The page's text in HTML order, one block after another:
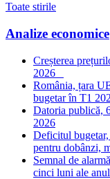
Toate stirile
Analize economice
Creșterea
2026
România, țara
bugetar în T1
Datoria publică,
2026
Deficitul
pentru dobânzi,
Semnal de
cinci luni ale